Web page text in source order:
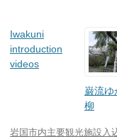
Iwakuni
introduction
videos
巌流ゆ
柳
岩国市内主要観光施設入